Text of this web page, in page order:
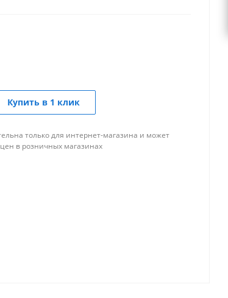
Купить в 1 клик
только для интернет-магазина и может
в розничных магазинах